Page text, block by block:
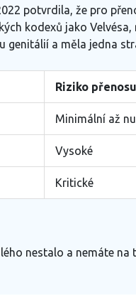
potvrdila, že pro
kodexů jako
genitálií a měla jedna
Riziko přenosu
Minimální až
Vysoké
Kritické
nestalo a nemáte na